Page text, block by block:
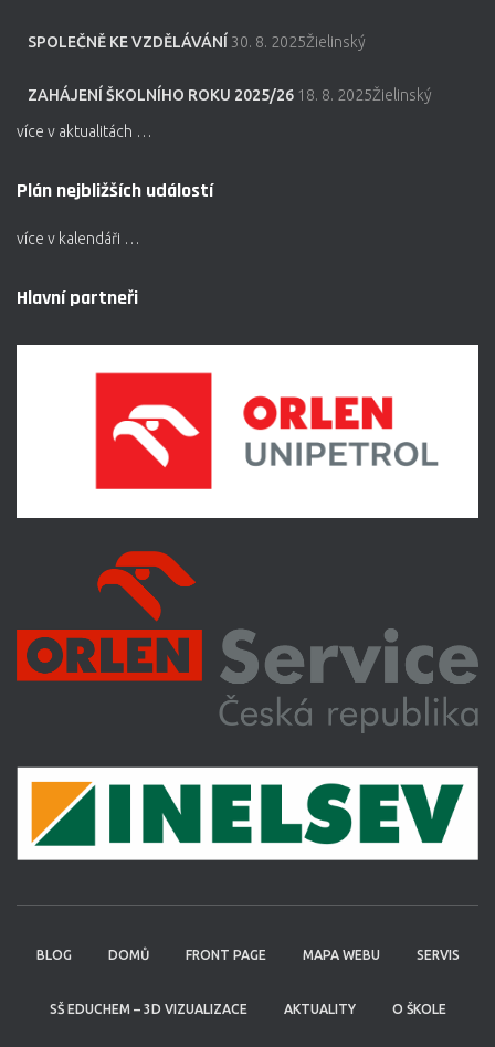
SPOLEČNĚ KE VZDĚLÁVÁNÍ 30. 8. 2025Žielinský
ZAHÁJENÍ ŠKOLNÍHO ROKU 2025/26 18. 8. 2025Žielinský
více v aktualitách …
Plán nejbližších událostí
více v kalendáři …
Hlavní partneři
BLOG DOMŮ FRONT PAGE MAPA WEBU SERVIS
SŠ EDUCHEM – 3D VIZUALIZACE AKTUALITY O ŠKOLE